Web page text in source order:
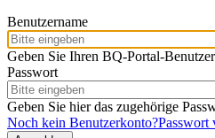
Benutzername
Geben Sie Ihren BQ-Portal-
Passwort
Geben Sie hier das zugehörige
Noch kein Benutzerkonto?Passwort